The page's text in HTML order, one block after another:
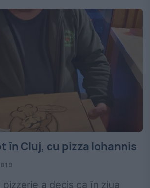
în Cluj, cu pizza Iohannis
a decis ca în ziua